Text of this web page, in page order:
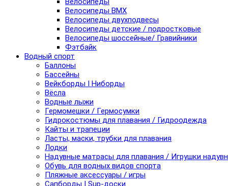
Велосипеды BMX
Велосипеды двухподвесы
Велосипеды детские / подростковые
Велосипеды шоссейные/ Гравийники
Фэтбайк
Водный спорт
Баллоны
Бассейны
Вейкборды I Ниборды
Вёсла
Водные лыжи
Гермомешки / Гермосумки
Гидрокостюмы для плавания / Гидроодежда
Кайты и трапеции
Ласты, маски, трубки для плавания
Лодки
Надувные матрасы для плавания / Игрушки
Обувь для водных видов спорта
Пляжные аксессуары / игры
Сапборды I Sup-доски